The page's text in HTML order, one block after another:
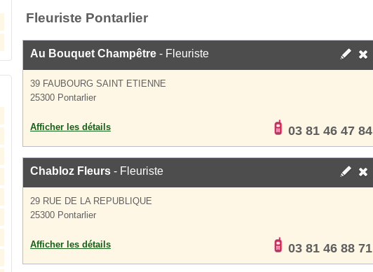
Fleuriste Pontarlier
Au Bouquet Champêtre - Fleuriste
39 FAUBOURG SAINT ETIENNE
25300 Pontarlier
Afficher les détails 03 81 46 47 84
Chabloz Fleurs - Fleuriste
29 RUE DE LA REPUBLIQUE
25300 Pontarlier
Afficher les détails 03 81 46 88 71